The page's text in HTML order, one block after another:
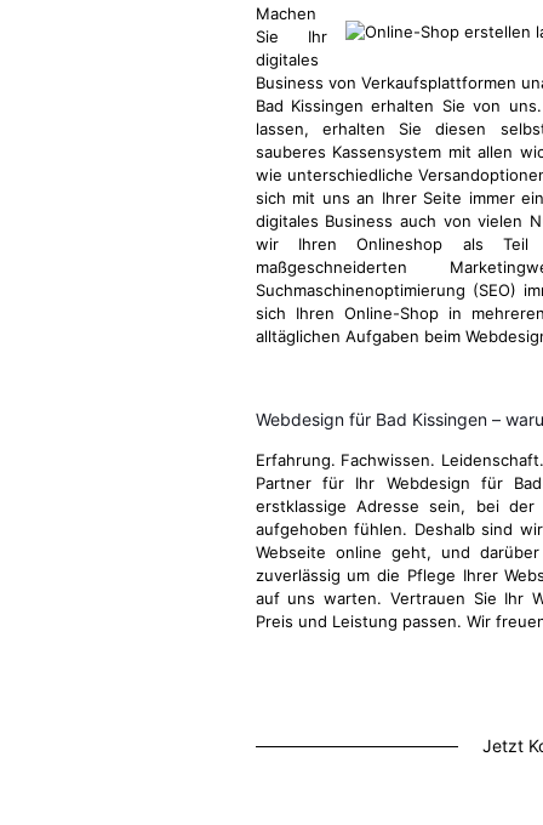
Machen
Sie Ihr
digitales
Business von Verkaufsplattformen
Bad Kissingen erhalten Sie von
lassen, erhalten Sie diesen
sauberes Kassensystem mit allen
wie unterschiedliche
sich mit uns an Ihrer Seite immer
digitales Business auch von vielen
wir Ihren Onlineshop als Teil
maßgeschneiderten
Suchmaschinenoptimierung (SEO)
sich Ihren Online-Shop in
alltäglichen Aufgaben beim
Webdesign für Bad Kissingen –
Erfahrung. Fachwissen.
Partner für Ihr Webdesign für
erstklassige Adresse sein, bei
aufgehoben fühlen. Deshalb sind
Webseite online geht, und
zuverlässig um die Pflege Ihrer
auf uns warten. Vertrauen Sie Ihr
Preis und Leistung passen. Wir
Jetzt